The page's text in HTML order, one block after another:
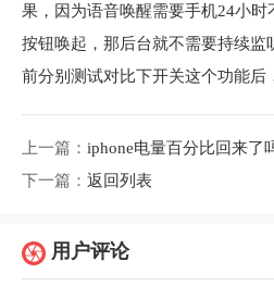
果，因为语音唤醒需要手机24小
按钮唤起，那后台就不需要持续
前分别测试对比下开关这个功能
上一篇： iphone电量百分比回来了
下一篇： 返回列表
用户评论